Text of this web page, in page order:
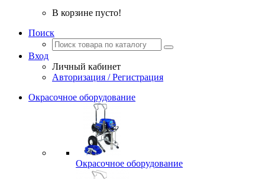
В корзине пусто!
Поиск
Вход
Личный кабинет
Авторизация / Регистрация
Окрасочное оборудование
Окрасочное оборудование